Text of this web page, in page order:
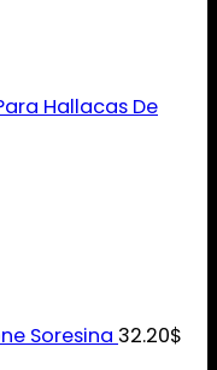
Hallacas De
Soresina 32.20$